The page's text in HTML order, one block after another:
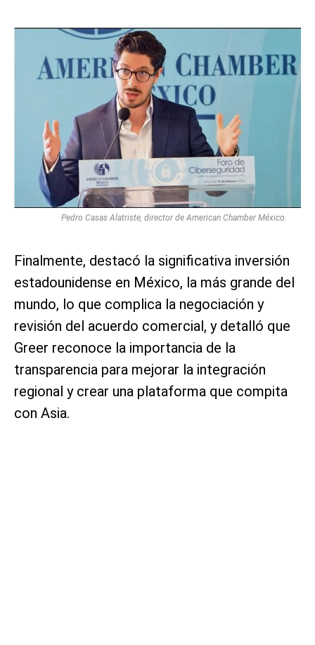
Pedro Casas Alatriste, director de American Chamber México.
Finalmente, destacó la significativa inversión
estadounidense en México, la más grande del
mundo, lo que complica la negociación y
revisión del acuerdo comercial, y detalló que
Greer reconoce la importancia de la
transparencia para mejorar la integración
regional y crear una plataforma que compita
con Asia.